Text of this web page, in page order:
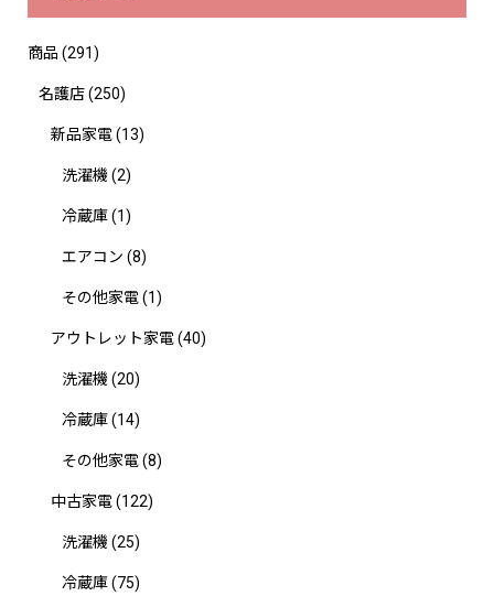
商品 (291)
名護店(250)
新品家電(13)
洗濯機 (2)
冷蔵庫(1)
エアコン (8)
その他家電(1)
アウトレット家電(40)
洗濯機 (20)
冷蔵庫(14)
その他家電(8)
中古家電(122)
洗濯機 (25)
冷蔵庫(75)